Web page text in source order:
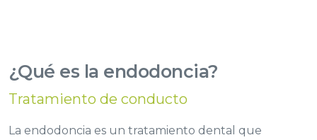
¿Qué es la endodoncia?
Tratamiento de conducto
La endodoncia es un tratamiento dental que